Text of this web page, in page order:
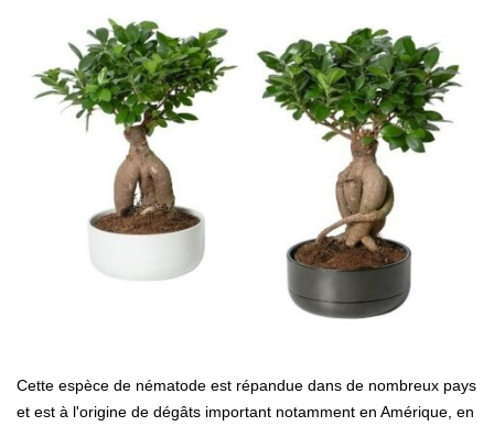
Cette espèce de nématode est répandue dans de nombreux pays
et est à l'origine de dégâts important notamment en Amérique, en